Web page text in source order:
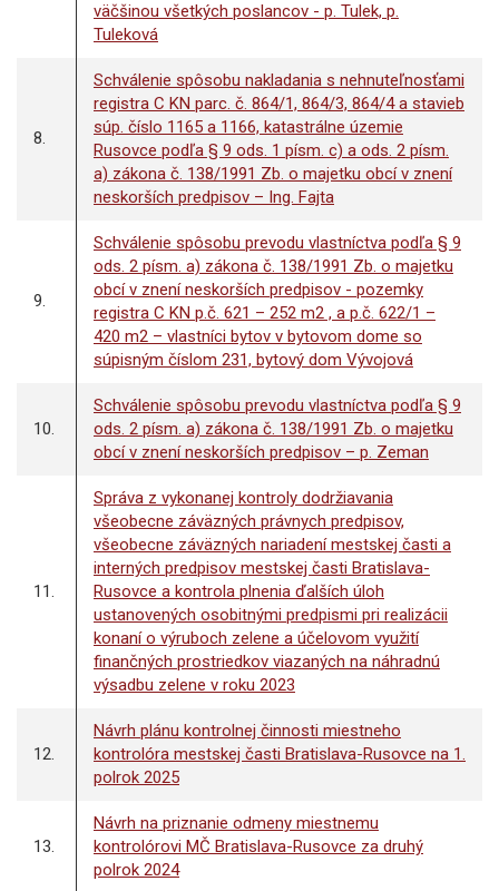
väčšinou všetkých poslancov - p. Tulek, p.
Tuleková
8.
Schválenie spôsobu nakladania s nehnuteľnosťami
registra C KN parc. č. 864/1, 864/3, 864/4 a stavieb
súp. číslo 1165 a 1166, katastrálne územie
Rusovce podľa § 9 ods. 1 písm. c) a ods. 2 písm.
a) zákona č. 138/1991 Zb. o majetku obcí v znení
neskorších predpisov – Ing. Fajta
9.
Schválenie spôsobu prevodu vlastníctva podľa § 9
ods. 2 písm. a) zákona č. 138/1991 Zb. o majetku
obcí v znení neskorších predpisov - pozemky
registra C KN p.č. 621 – 252 m2 , a p.č. 622/1 –
420 m2 – vlastníci bytov v bytovom dome so
súpisným číslom 231, bytový dom Vývojová
10.
Schválenie spôsobu prevodu vlastníctva podľa § 9
ods. 2 písm. a) zákona č. 138/1991 Zb. o majetku
obcí v znení neskorších predpisov – p. Zeman
11.
Správa z vykonanej kontroly dodržiavania
všeobecne záväzných právnych predpisov,
všeobecne záväzných nariadení mestskej časti a
interných predpisov mestskej časti Bratislava-
Rusovce a kontrola plnenia ďalších úloh
ustanovených osobitnými predpismi pri realizácii
konaní o výruboch zelene a účelovom využití
finančných prostriedkov viazaných na náhradnú
výsadbu zelene v roku 2023
12.
Návrh plánu kontrolnej činnosti miestneho
kontrolóra mestskej časti Bratislava-Rusovce na 1.
polrok 2025
13.
Návrh na priznanie odmeny miestnemu
kontrolórovi MČ Bratislava-Rusovce za druhý
polrok 2024